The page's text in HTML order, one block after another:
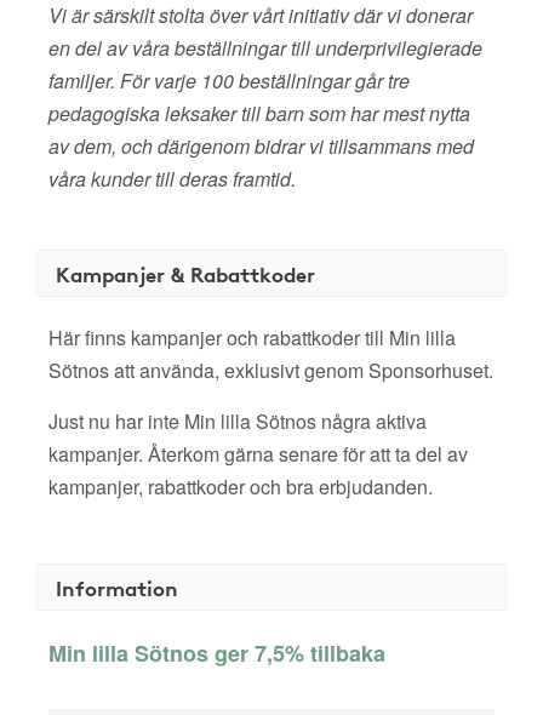
Vi är särskilt stolta över vårt initiativ där vi donerar
en del av våra beställningar till underprivilegierade
familjer. För varje 100 beställningar går tre
pedagogiska leksaker till barn som har mest nytta
av dem, och därigenom bidrar vi tillsammans med
våra kunder till deras framtid.
Kampanjer & Rabattkoder
Här finns kampanjer och rabattkoder till Min lilla
Sötnos att använda, exklusivt genom Sponsorhuset.
Just nu har inte Min lilla Sötnos några aktiva
kampanjer. Återkom gärna senare för att ta del av
kampanjer, rabattkoder och bra erbjudanden.
Information
Min lilla Sötnos ger 7,5% tillbaka